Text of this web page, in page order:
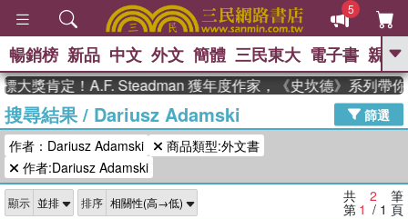
5
GO
熱搜： 東野圭吾 高希均教授回憶錄
、 The Odyssey 、 父親節 、 花開錦
繡 、 暑期推薦
、 偉大的迷走神經 、 如果歷史是一
群喵
暢銷榜 新品 中文 外文 簡體 三民東大 電子書 親子
大獎肯定！A.F. Steadman 獲年度作家，《史坎德》系列帶你
搜尋結果/ Dariusz Adamski
篩選
作者：Dariusz Adamski
商品類型:外文書
作者:Dariusz Adamski
顯示 排序 共 2 筆
第 1 / 1 頁